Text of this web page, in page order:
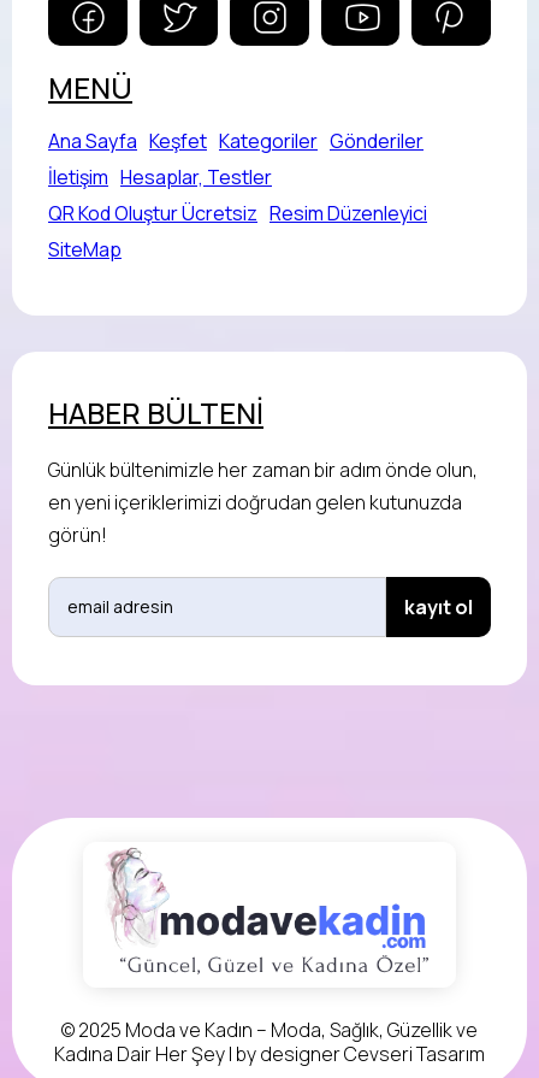
MENÜ
Ana Sayfa Keşfet Kategoriler Gönderiler
İletişim Hesaplar, Testler
QR Kod Oluştur Ücretsiz Resim Düzenleyici
SiteMap
HABER BÜLTENİ
Günlük bültenimizle her zaman bir adım önde olun,
en yeni içeriklerimizi doğrudan gelen kutunuzda
görün!
© 2025 Moda ve Kadın – Moda, Sağlık, Güzellik ve
Kadına Dair Her Şey | by designerCevseri Tasarım